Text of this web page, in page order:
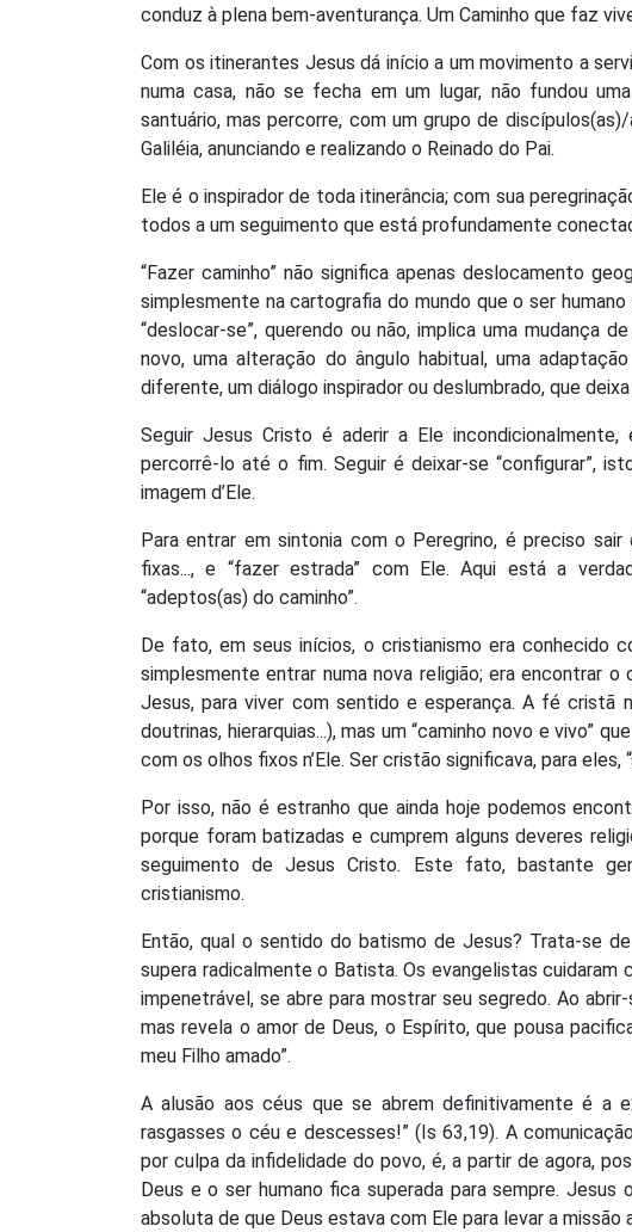
conduz à plena bem-aventurança. Um Caminho que faz
Com os itinerantes Jesus dá início a um movimento a
numa casa, não se fecha em um lugar, não fundou
santuário, mas percorre, com um grupo de
Galiléia, anunciando e realizando o Reinado do Pai.
Ele é o inspirador de toda itinerância; com sua
todos a um seguimento que está profundamente
“Fazer caminho” não significa apenas deslocamento
simplesmente na cartografia do mundo que o ser
“deslocar-se”, querendo ou não, implica uma mudança
novo, uma alteração do ângulo habitual, uma
diferente, um diálogo inspirador ou deslumbrado, que
Seguir Jesus Cristo é aderir a Ele
percorrê-lo até o fim. Seguir é deixar-se “configurar”,
imagem d’Ele.
Para entrar em sintonia com o Peregrino, é preciso
fixas..., e “fazer estrada” com Ele. Aqui está a
“adeptos(as) do caminho”.
De fato, em seus inícios, o cristianismo era conhecido
simplesmente entrar numa nova religião; era encontrar
Jesus, para viver com sentido e esperança. A fé cristã
doutrinas, hierarquias...), mas um “caminho novo e vivo”
com os olhos fixos n’Ele. Ser cristão significava, para
Por isso, não é estranho que ainda hoje podemos
porque foram batizadas e cumprem alguns deveres
seguimento de Jesus Cristo. Este fato, bastante
cristianismo.
Então, qual o sentido do batismo de Jesus? Trata-se
supera radicalmente o Batista. Os evangelistas
impenetrável, se abre para mostrar seu segredo. Ao
mas revela o amor de Deus, o Espírito, que pousa
meu Filho amado”.
A alusão aos céus que se abrem definitivamente é a
rasgasses o céu e descesses!” (Is 63,19). A
por culpa da infidelidade do povo, é, a partir de agora,
Deus e o ser humano fica superada para sempre.
absoluta de que Deus estava com Ele para levar a missão